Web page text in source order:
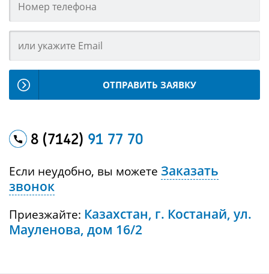
ОТПРАВИТЬ ЗАЯВКУ
8 (7142) 91 77 70
Если неудобно, вы можете Заказать
звонок
Приезжайте: Казахстан, г. Костанай, ул.
Мауленова, дом 16/2